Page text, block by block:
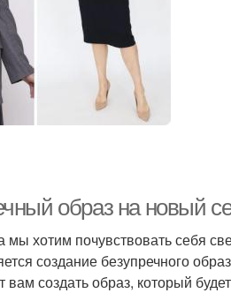
образ на новый
мы хотим почувствовать себя
создание безупречного
создать образ, который будет